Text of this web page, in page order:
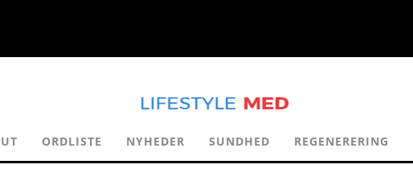
ORDLISTE NYHEDER SUNDHED REGENERERING